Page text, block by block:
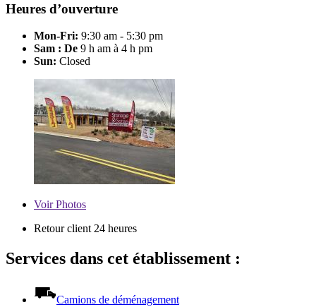
Heures d’ouverture
Mon-Fri: 9:30 am - 5:30 pm
Sam : De 9 h am à 4 h pm
Sun: Closed
VoirPhotos
Retour client 24 heures
Services dans cet établissement :
Camions de déménagement